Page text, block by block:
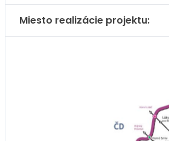
Miesto realizácie projektu: